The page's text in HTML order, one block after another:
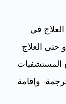
في
حتى العلاج
المستشفيات
وإقامة